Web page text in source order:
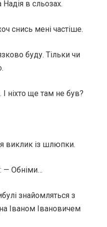
в сльозах.
снись мені частіше.
буду. Тільки чи
ніхто ще там не був?
виклик із шлюпки.
— Обніми…
знайомляться з
Іваном Івановичем